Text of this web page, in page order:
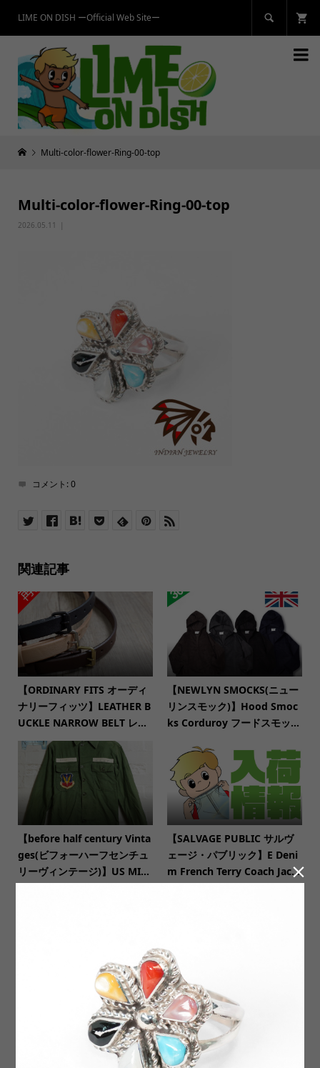
LIME ON DISH ーOfficial Web Siteー 

Multi-color-flower-Ring-00-top
Multi-color-flower-Ring-00-top
2026.05.11
コメント:0
関連記事
【ORDINARY FITS オーディ
ナリーフィッツ】LEATHER B
UCKLE NARROW BELT レ...
【NEWLYN SMOCKS(ニュー
リンスモック)】Hood Smoc
ks Corduroy フードスモッ...
【before half century Vinta
ges(ビフォーハーフセンチュ
リーヴィンテージ)】US MI...
【SALVAGE PUBLIC サルヴ
ェージ・パブリック】E Deni
m French Terry Coach Jac...
【TWO MOON トゥームー
ン】92022 BASIC COLOR LO
OPWHEEL FLATSEAMER S...
【Nasngwam ナスングワ
ム】ATELIER JACKET アトリ
エジャケット
